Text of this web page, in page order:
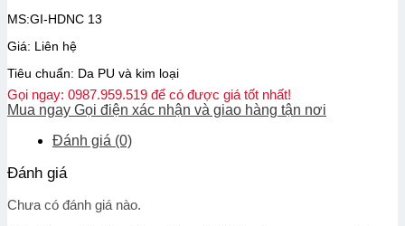
MS:GI-HDNC 13
Giá: Liên hệ
Tiêu chuẩn: Da PU và kim loại
Gọi ngay: 0987.959.519 để có được giá tốt nhất!
Mua ngay Gọi điện xác nhận và giao hàng tận nơi
Đánh giá (0)
Đánh giá
Chưa có đánh giá nào.